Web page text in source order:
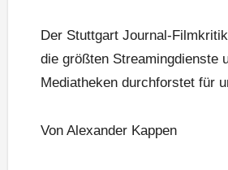
Der Stuttgart Journal-
die größten Streamingdienste
Mediatheken durchforstet für
Von Alexander Kappen